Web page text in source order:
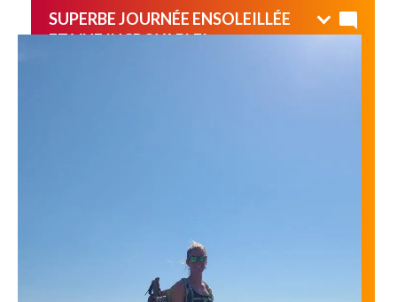
SUPERBE JOURNÉE ENSOLEILLÉE
ET VUE INCROYABLE!